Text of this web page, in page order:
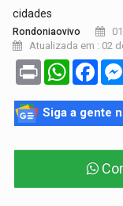
cidades
Rondoniaovivo
Atualizada em : 02
Print WhatsApp
Siga a gente